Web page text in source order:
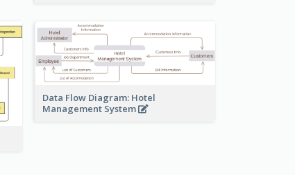
Data Flow Diagram: Hotel
Management System